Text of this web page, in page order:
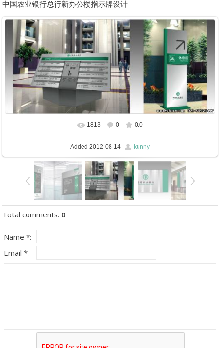
中国农业银行总行新办公楼指示牌设计
In real size 703x317 / 135.2Kb
1813 0 0.0
Added 2012-08-14 kunny
Total comments: 0
Name *:
Email *: